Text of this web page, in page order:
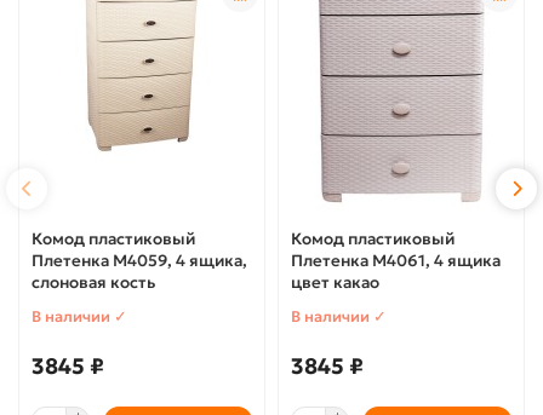
Комод пластиковый
Плетенка М4059, 4 ящика,
слоновая кость
В наличии ✓
3845 ₽
Комод пластиковый
Плетенка М4061, 4 ящика
цвет какао
В наличии ✓
3845 ₽